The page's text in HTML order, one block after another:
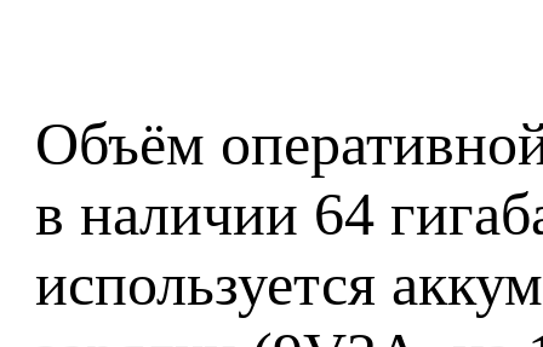
Объём
в наличии 64
используется